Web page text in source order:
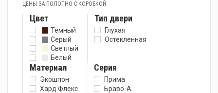
ЦЕНЫ ЗА ПОЛОТНО С КОРОБКОЙ
Цвет
Темный
Серый
Светлый
Белый
Тип двери
Глухая
Остекленная
Материал
Экошпон
Хард Флекс
Серия
Прима
Браво-А